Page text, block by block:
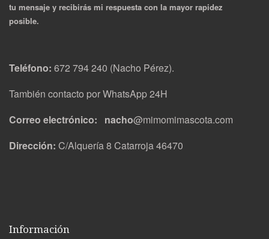
tu mensaje y recibirás mi respuesta con la mayor rapidez
posible.
Teléfono: 672 794 240 (Nacho Pérez).
También contacto por WhatsApp 24H
Correo electrónico: nacho@mimomimascota.com
Dirección: C/Alquería 8 Catarroja 46470
Información